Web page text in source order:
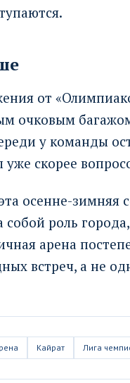
от
очковым
у команды
уже скорее
осенне-зимняя
собой роль
арена
встреч, а не
Кайрат Лига